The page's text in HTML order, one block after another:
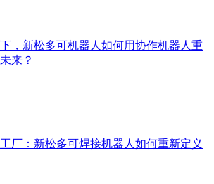
，新松多可机器人如何用协作机器人重
来？
厂：新松多可焊接机器人如何重新定义